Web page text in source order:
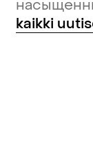
kaikki